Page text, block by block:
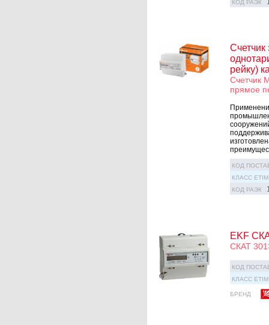
КОД РАЭК
Счетчик
рейку)
Счетчик
прямое
КОД
КЛАСС ETIM
КОД РАЭК
EKF
СКАТ
КОД
КЛАСС ETIM
БРЕНД